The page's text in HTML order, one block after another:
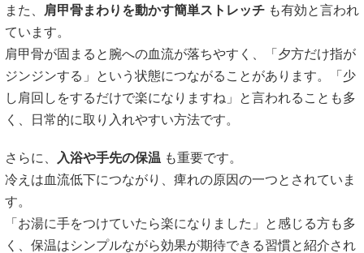
また、 肩甲骨まわりを動かす簡単ストレッチ も有効と言われ
ています。
肩甲骨が固まると腕への血流が落ちやすく、「夕方だけ指が
ジンジンする」という状態につながることがあります。「少
し肩回しをするだけで楽になりますね」と言われることも多
く、日常的に取り入れやすい方法です。
さらに、 入浴や手先の保温 も重要です。
冷えは血流低下につながり、痺れの原因の一つとされていま
す。
「お湯に手をつけていたら楽になりました」と感じる方も多
く、保温はシンプルながら効果が期待できる習慣と紹介され